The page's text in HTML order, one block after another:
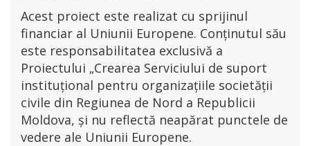
Acest proiect este realizat cu sprijinul
financiar al Uniunii Europene. Conținutul său
este responsabilitatea exclusivă a
Proiectului „Crearea Serviciului de suport
instituțional pentru organizațiile societății
civile din Regiunea de Nord a Republicii
Moldova, și nu reflectă neapărat punctele de
vedere ale Uniunii Europene.